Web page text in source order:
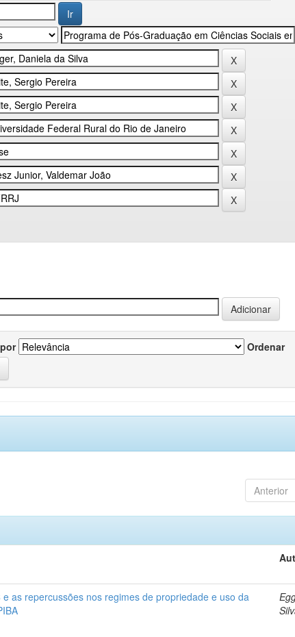
Ordenar
Anterior
as repercussões nos regimes de propriedade e uso da